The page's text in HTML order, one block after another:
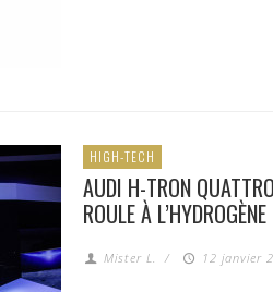
HIGH-TECH
AUDI H-TRON
ROULE À L’HYDROGÈNE
Mister L. / 12 janvier